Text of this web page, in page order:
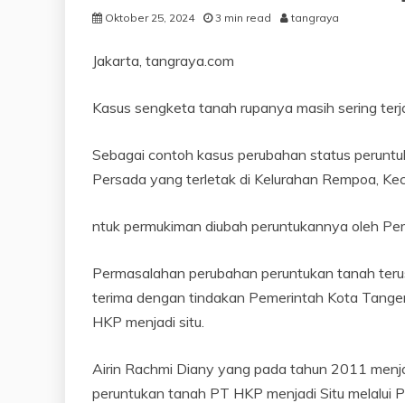
Oktober 25, 2024 3 min read tangraya
Jakarta, tangraya.com
Kasus sengketa tanah rupanya masih sering
Sebagai contoh kasus perubahan status
Persada yang terletak di Kelurahan Rempoa,
ntuk permukiman diubah peruntukannya oleh
Permasalahan perubahan peruntukan tanah
terima dengan tindakan Pemerintah Kota
HKP menjadi situ.
Airin Rachmi Diany yang pada tahun 2011
peruntukan tanah PT HKP menjadi Situ